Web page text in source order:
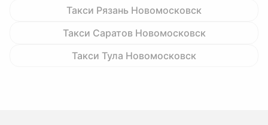
Такси Рязань Новомосковск
Такси Саратов Новомосковск
Такси Тула Новомосковск